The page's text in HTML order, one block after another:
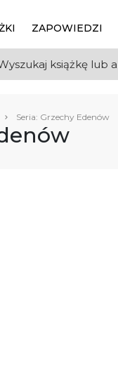
ZAPOWIEDZI
Seria: Grzechy Edenów